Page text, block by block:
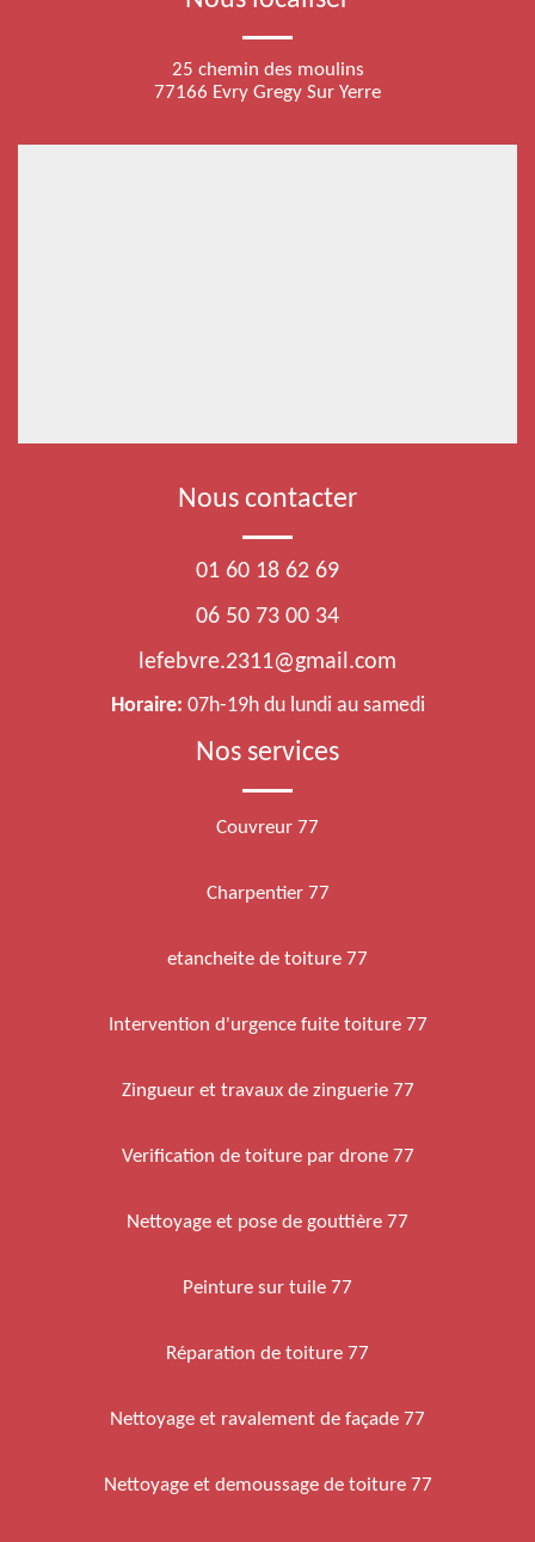
25 chemin des moulins
77166 Evry Gregy Sur Yerre
Nous contacter
01 60 18 62 69
06 50 73 00 34
lefebvre.2311@gmail.com
Horaire: 07h-19h du lundi au samedi
Nos services
Couvreur 77
Charpentier 77
etancheite de toiture 77
Intervention d'urgence fuite toiture 77
Zingueur et travaux de zinguerie 77
Verification de toiture par drone 77
Nettoyage et pose de gouttière 77
Peinture sur tuile 77
Réparation de toiture 77
Nettoyage et ravalement de façade 77
Nettoyage et demoussage de toiture 77